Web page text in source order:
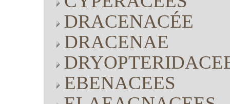
DRACENACÉE
DRACENAE
EBENACEES